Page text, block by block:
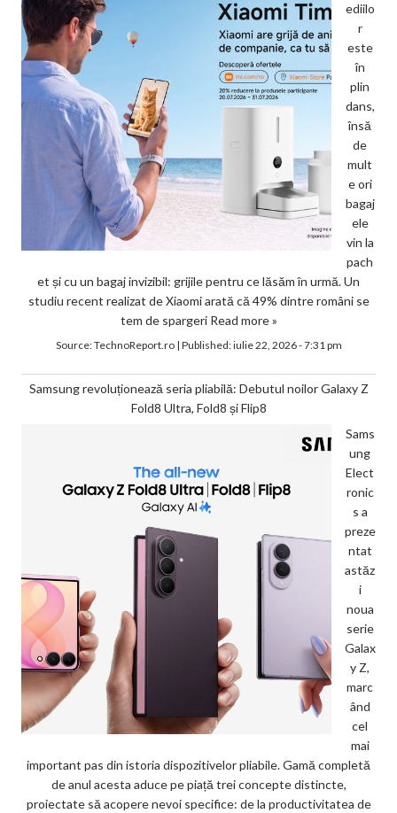
ediilo
r
este
în
plin
dans,
însă
de
mult
e ori
bagaj
ele
vin la
pach
et și cu un bagaj invizibil: grijile pentru ce lăsăm în urmă. Un
studiu recent realizat de Xiaomi arată că 49% dintre români se
tem de spargeri Read more »
Source:TechnoReport.ro| Published:iulie 22, 2026 - 7:31 pm
Samsung revoluționează seria pliabilă: Debutul noilor Galaxy Z
Fold8 Ultra, Fold8 și Flip8
Sams
ung
Elect
ronic
s a
preze
ntat
astăz
i
noua
serie
Galax
y Z,
marc
ând
cel
mai
important pas din istoria dispozitivelor pliabile. Gamă completă
de anul acesta aduce pe piață trei concepte distincte,
proiectate să acopere nevoi specifice: de la productivitatea de